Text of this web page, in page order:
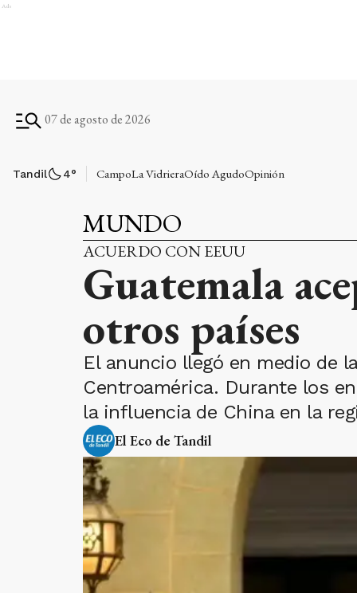
Ads
07 de agosto de 2026
Tandil 4° CampoLa VidrieraOído AgudoOpinión
MUNDO
ACUERDO CON EEUU
Guatemala
otros países
El anuncio llegó en medio de
Centroamérica. Durante los
la influencia de China en la
El Eco de Tandil